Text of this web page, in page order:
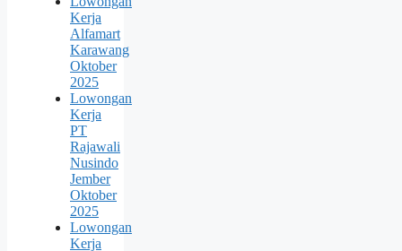
Kerja
Alfamart
Karawang
Oktober
2025
Lowongan
Kerja
PT
Rajawali
Nusindo
Jember
Oktober
2025
Lowongan
Kerja